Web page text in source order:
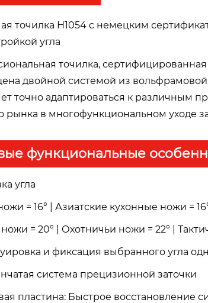
точилка H1054 с немецким
угла
точилка,
двойной системой из вольфрамовой
точно адаптироваться к различным
рынка в многофункциональном уходе
функциональные
угла
= 16° | Азиатские кухонные ножи =
= 20° | Охотничьи ножи = 22° |
и фиксация выбранного угла
система прецизионной заточки
пластина: Быстрое восстановление